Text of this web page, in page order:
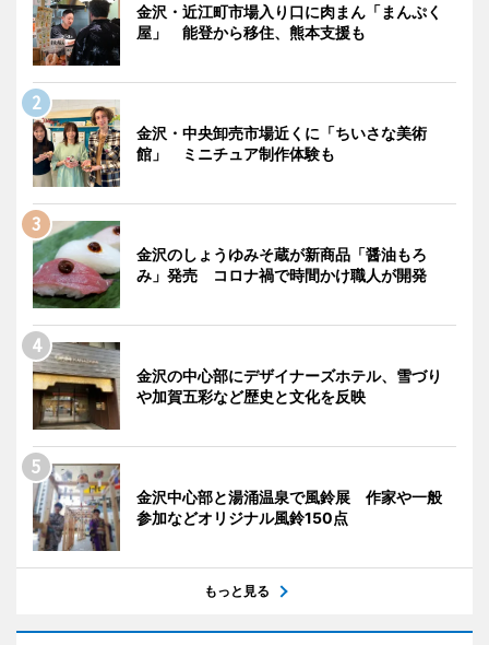
金沢・近江町市場入り口に肉まん「まんぷく
屋」 能登から移住、熊本支援も
金沢・中央卸売市場近くに「ちいさな美術
館」 ミニチュア制作体験も
金沢のしょうゆみそ蔵が新商品「醤油もろ
み」発売 コロナ禍で時間かけ職人が開発
金沢の中心部にデザイナーズホテル、雪づり
や加賀五彩など歴史と文化を反映
金沢中心部と湯涌温泉で風鈴展 作家や一般
参加などオリジナル風鈴150点
もっと見る